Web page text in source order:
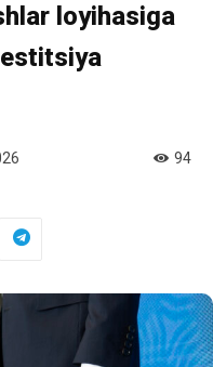
loyihasiga
94